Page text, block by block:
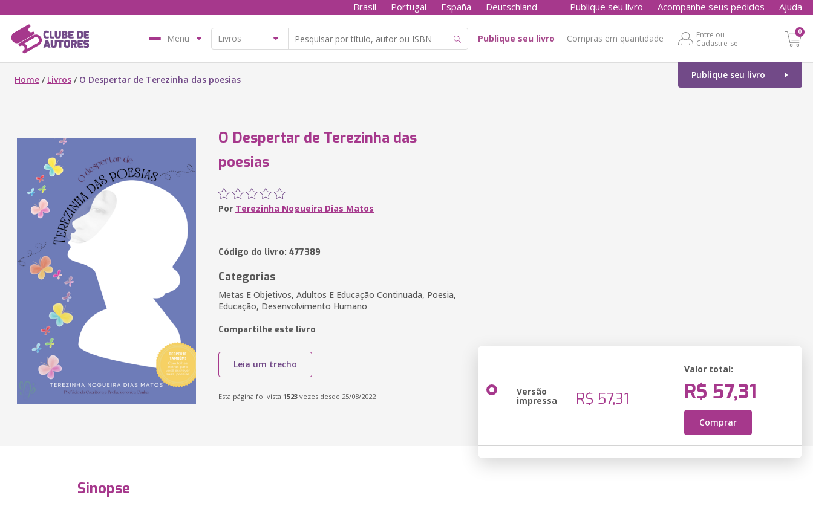
Brasil Portugal España Deutschland - Publique seu livro Acompanhe seus pedidos Ajuda
Menu Publique seu livro Compras em quantidade
Entre ou
Cadastre-se
0
Publique seu livro
Home / Livros / O Despertar de Terezinha das poesias
O Despertar de Terezinha das
poesias
Por Terezinha Nogueira Dias Matos
Código do livro: 477389
Categorias
Metas E Objetivos, Adultos E Educação Continuada, Poesia,
Educação, Desenvolvimento Humano
Compartilhe este livro
Leia um trecho
Esta página foi vista 1523 vezes desde 25/08/2022 Versão
impressa R$ 57,31
Valor total:
R$ 57,31
Comprar
Sinopse